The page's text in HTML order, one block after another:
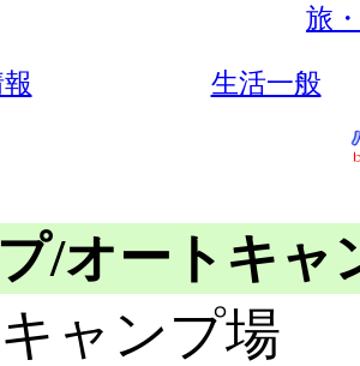
旅
生活一般
/オートキャ
キャンプ場